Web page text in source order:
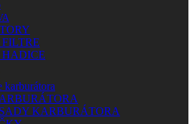
karburátora
KARBURÁTORA